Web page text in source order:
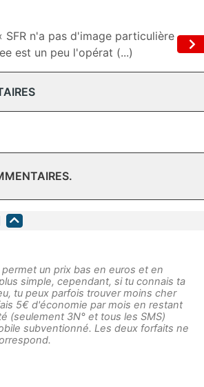
SFR n'a pas d'image particulière
est un peu l'opérat (...)
un prix bas en euros et en
simple, cependant, si tu connais ta
tu peux parfois trouver moins cher
5€ d'économie par mois en restant
(seulement 3N° et tous les SMS)
subventionné. Les deux forfaits ne